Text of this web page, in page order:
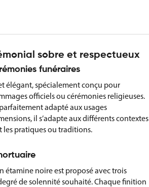
sobre et respectueux
funéraires
élégant, spécialement conçu pour
officiels ou cérémonies religieuses.
adapté aux usages
il s’adapte aux différents contextes
les pratiques ou traditions.
étamine noire est proposé avec trois
de solennité souhaité. Chaque finition